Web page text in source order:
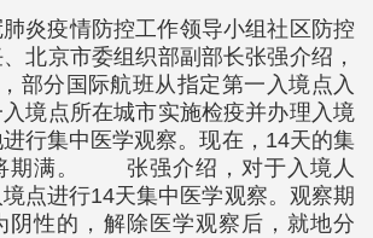
炎疫情防控工作领导小组社区防控
北京市委组织部副部长张强介绍，
部分国际航班从指定第一入境点入
境点所在城市实施检疫并办理入境
行集中医学观察。现在，14天的集
期满。 张强介绍，对于入境人
点进行14天集中医学观察。观察期
阴性的，解除医学观察后，就地分